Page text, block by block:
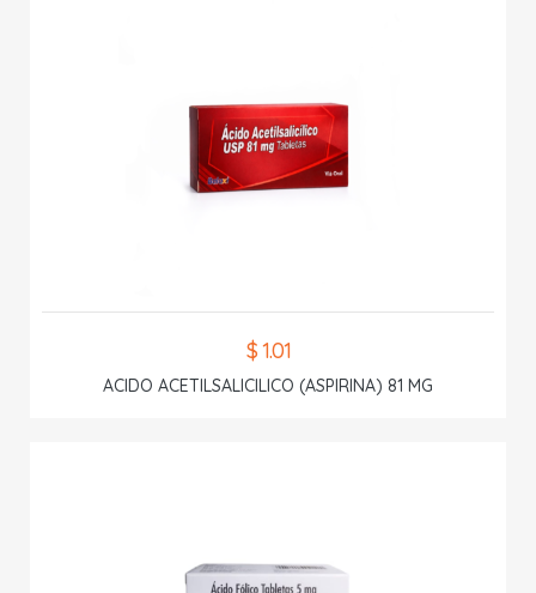
$ 1.01
ACIDO ACETILSALICILICO (ASPIRINA) 81 MG